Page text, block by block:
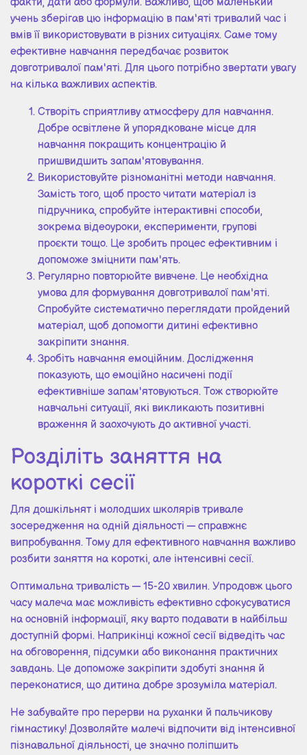
учень зберігав цю інформацію в пам'яті тривалий час і
вмів її використовувати в різних ситуаціях. Саме тому
ефективне навчання передбачає розвиток
довготривалої пам'яті. Для цього потрібно звертати увагу
на кілька важливих аспектів.
Створіть сприятливу атмосферу для навчання.
Добре освітлене й упорядковане місце для
навчання покращить концентрацію й
пришвидшить запам'ятовування.
Використовуйте різноманітні методи навчання.
Замість того, щоб просто читати матеріал із
підручника, спробуйте інтерактивні способи,
зокрема відеоуроки, експерименти, групові
проєкти тощо. Це зробить процес ефективним і
допоможе зміцнити пам'ять.
Регулярно повторюйте вивчене. Це необхідна
умова для формування довготривалої пам'яті.
Спробуйте систематично переглядати пройдений
матеріал, щоб допомогти дитині ефективно
закріпити знання.
Зробіть навчання емоційним. Дослідження
показують, що емоційно насичені події
ефективніше запам'ятовуються. Тож створюйте
навчальні ситуації, які викликають позитивні
враження й заохочують до активної участі.
Розділіть заняття на
короткі сесії
Для дошкільнят і молодших школярів тривале
зосередження на одній діяльності — справжнє
випробування. Тому для ефективного навчання важливо
розбити заняття на короткі, але інтенсивні сесії.
Оптимальна тривалість — 15-20 хвилин. Упродовж цього
часу малеча має можливість ефективно сфокусуватися
на основній інформації, яку варто подавати в найбільш
доступній формі. Наприкінці кожної сесії відведіть час
на обговорення, підсумки або виконання практичних
завдань. Це допоможе закріпити здобуті знання й
переконатися, що дитина добре зрозуміла матеріал.
Не забувайте про перерви на руханки й пальчикову
гімнастику! Дозволяйте малечі відпочити від інтенсивної
пізнавальної діяльності, це значно поліпшить